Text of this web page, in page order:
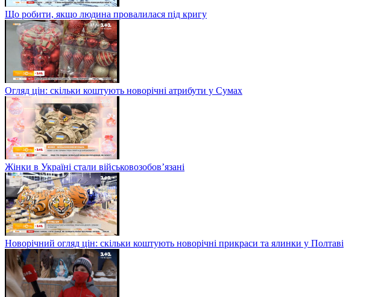
Що робити, якщо людина провалилася під кригу
Огляд цін: скільки коштують новорічні атрибути у Сумах
Жінки в Україні стали військовозобов’язані
Новорічний огляд цін: скільки коштують новорічні прикраси та ялинки у Полтаві